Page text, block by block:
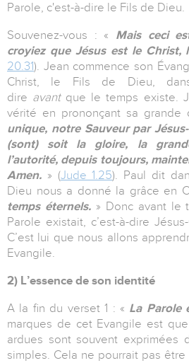
Parole, c'est-à-dire le Fils de Dieu.
Souvenez-vous : « Mais ceci
croyiez que Jésus est le Christ,
20.31). Jean commence son
Christ, le Fils de Dieu,
dire avantque le temps existe.
vérité en prononçant sa grande
unique, notre Sauveur par
(sont) soit la gloire, la
l’autorité, depuis toujours,
Amen. » (Jude 1.25). Paul dit
Dieu nous a donné la grâce en
temps éternels. » Donc avant le
Parole existait, c’est-à-dire
C’est lui que nous allons
Evangile.
2) L’essence de son identité
A la fin du verset 1 : « La Parole
marques de cet Evangile est
ardues sont souvent exprimées
simples. Cela ne pourrait pas